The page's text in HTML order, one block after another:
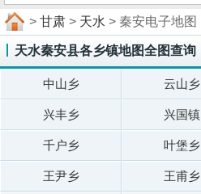
> 甘肃 > 天水 > 秦安电子地图
天水秦安县各乡镇地图全图查询
中山乡 云山乡
兴丰乡 兴国镇
千户乡 叶堡乡
王尹乡 王甫乡